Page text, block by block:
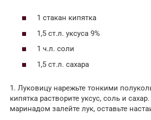
1 стакан кипятка
1,5 ст.л. уксуса 9%
1 ч.л. соли
1,5 ст.л. сахара
1. Луковицу нарежьте тонкими
кипятка растворите уксус, соль и
маринадом залейте лук, оставьте